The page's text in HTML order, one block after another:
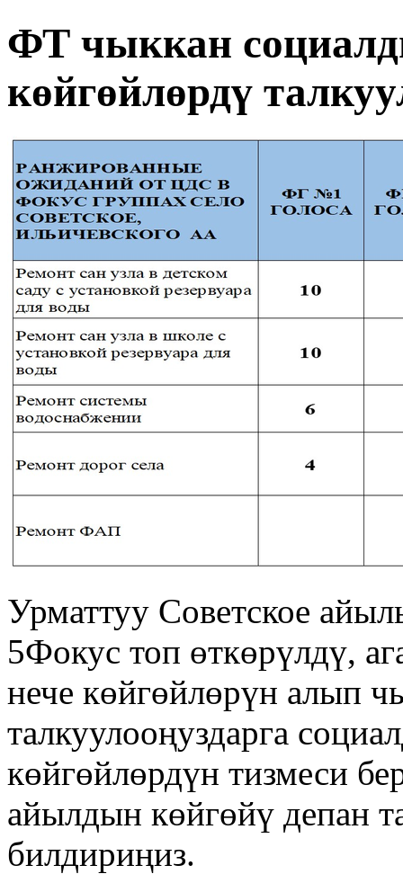
ФТ чыккан
көйгөйлөрдү
Урматтуу Советское
5Фокус топ өткөрүлдү,
нече көйгөйлөрүн алып
талкуулооңуздарга
көйгөйлөрдүн тизмеси
айылдын көйгөйү депан
билдириңиз.